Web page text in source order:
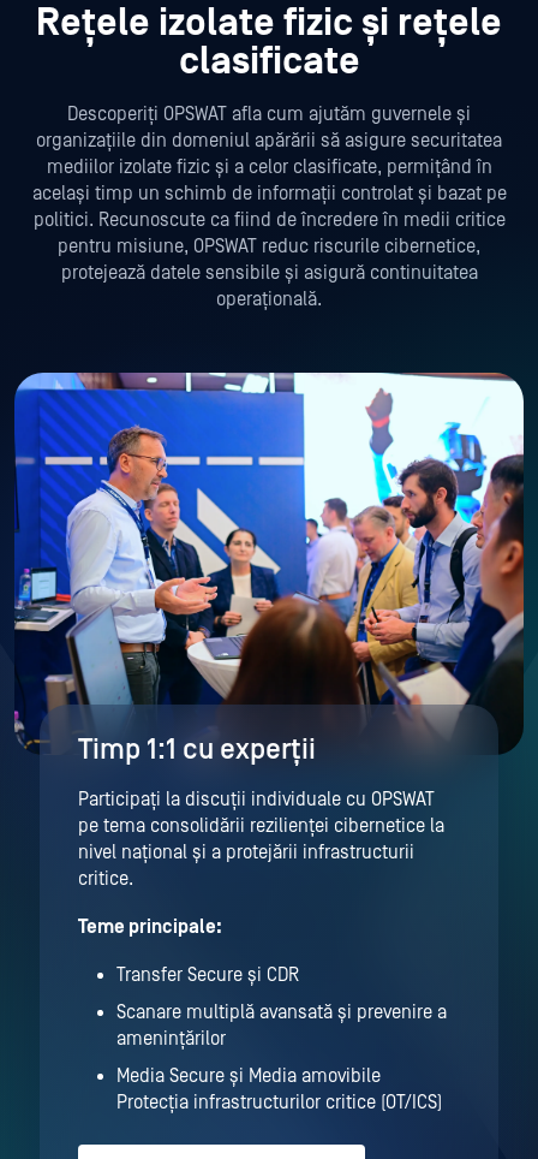
Rețele izolate fizic și rețele
clasificate
Descoperiți OPSWAT afla cum ajutăm guvernele și
organizațiile din domeniul apărării să asigure securitatea
mediilor izolate fizic și a celor clasificate, permițând în
același timp un schimb de informații controlat și bazat pe
politici. Recunoscute ca fiind de încredere în medii critice
pentru misiune, OPSWAT reduc riscurile cibernetice,
protejează datele sensibile și asigură continuitatea
operațională.
Timp 1:1 cu experții
Participați la discuții individuale cu OPSWAT
pe tema consolidării rezilienței cibernetice la
nivel național și a protejării infrastructurii
critice.
Teme principale:
Transfer Secure și CDR
Scanare multiplă avansată și prevenire a
amenințărilor
Media Secure și Media amovibile
Protecția infrastructurilor critice (OT/ICS)